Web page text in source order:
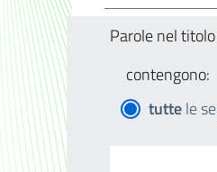
Parole nel
contengono:
tuttele